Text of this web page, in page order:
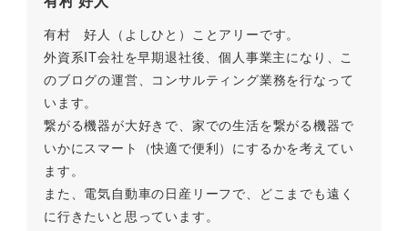
有村 好人（よしひと）ことアリーです。
外資系IT会社を早期退社後、個人事業主になり、こ
のブログの運営、コンサルティング業務を行なって
います。
繋がる機器が大好きで、家での生活を繋がる機器で
いかにスマート（快適で便利）にするかを考えてい
ます。
また、電気自動車の日産リーフで、どこまでも遠く
に行きたいと思っています。